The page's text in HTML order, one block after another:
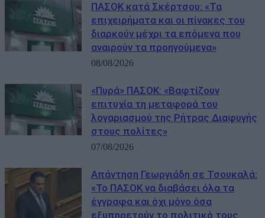
ΠΑΣΟΚ κατά Σκέρτσου: «Τα
επιχειρήματα και οι πίνακες του
διαρκούν μέχρι τα επόμενα που
αναιρούν τα προηγούμενα»
08/08/2026
«Πυρά» ΠΑΣΟΚ: «Βαφτίζουν
επιτυχία τη μεταφορά του
λογαριασμού της Ρήτρας Διαφυγής
στους πολίτες»
07/08/2026
Απάντηση Γεωργιάδη σε Τσουκαλά:
«Το ΠΑΣΟΚ να διαβάσει όλα τα
έγγραφα και όχι μόνο όσα
εξυπηρετούν το πολιτικό τους